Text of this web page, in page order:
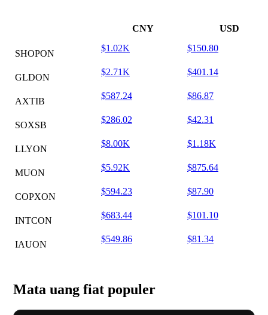
CNY USD
SHOPON
$1.02K $150.80
GLDON
$2.71K $401.14
AXTIB
$587.24 $86.87
SOXSB
$286.02 $42.31
LLYON
$8.00K $1.18K
MUON
$5.92K $875.64
COPXON
$594.23 $87.90
INTCON
$683.44 $101.10
IAUON
$549.86 $81.34
Mata uang fiat populer